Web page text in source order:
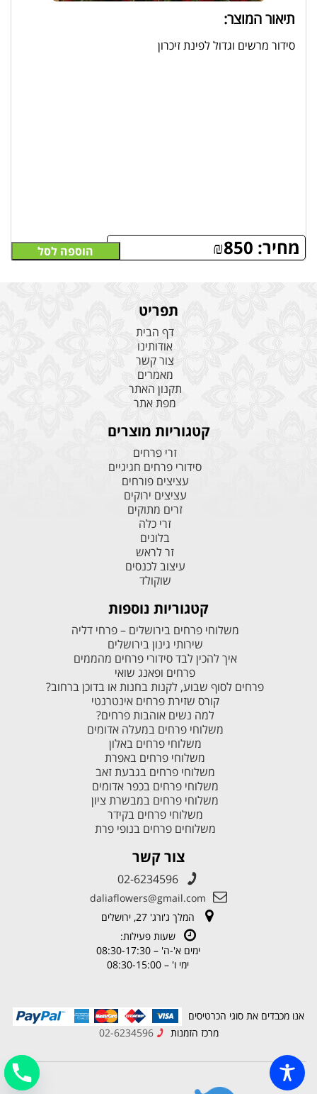
תיאור המוצר:
סידור מרשים וגדול לפינת זיכרון
מחיר: ₪850 הוספה לסל
תפריט
דף הבית
אודותינו
צור קשר
מאמרים
תקנון האתר
מפת אתר
קטגוריות מוצרים
זרי פרחים
סידורי פרחים חגיגיים
עציצים פורחים
עציצים ירוקים
זרים מתוקים
זרי כלה
בלונים
זר לראש
עיצוב לכנסים
שוקולד
קטגוריות נוספות
משלוחי פרחים בירושלים – פרחי דליה
שירותי גינון בירושלים
איך להכין לבד סידורי פרחים מהממים
פרחים ופאנג שואי
פרחים לסוף שבוע, לקנות בחנות או בדוכן ברחוב?
קורס שזירת פרחים אינטרנטי
למה נשים אוהבות פרחים?
משלוחי פרחים במעלה אדומים
משלוחי פרחים באלון
משלוחי פרחים באפרת
משלוחי פרחים בגבעת זאב
משלוחי פרחים בכפר אדומים
משלוחי פרחים במבשרת ציון
משלוחי פרחים בקידר
משלוחים פרחים בנופי פרת
צור קשר
02-6234596
daliaflowers@gmail.com
המלך ג'ורג' 27, ירושלים
שעות פעילות:
ימים א'-ה' – 08:30-17:30
ימי ו' – 08:30-15:00
אנו מכבדים את סוגי הכרטיסים
מרכז הזמנות
02-6234596